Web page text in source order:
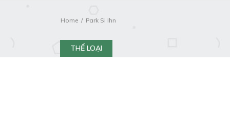
Home Park Si Ihn
THỂ LOẠI